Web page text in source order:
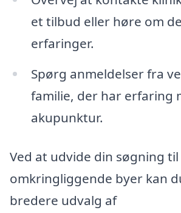
et tilbud eller høre om
erfaringer.
Spørg anmeldelser fra
familie, der har erfaring
akupunktur.
Ved at udvide din søgning til
omkringliggende byer kan
bredere udvalg af